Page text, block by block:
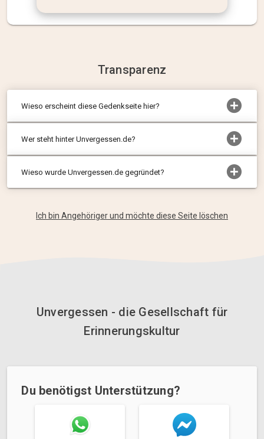
Transparenz
Wieso erscheint diese Gedenkseite hier?
Wer steht hinter Unvergessen.de?
Wieso wurde Unvergessen.de gegründet?
Ich bin Angehöriger und möchte diese Seite löschen
Unvergessen - die Gesellschaft für
Erinnerungskultur
Du benötigst Unterstützung?